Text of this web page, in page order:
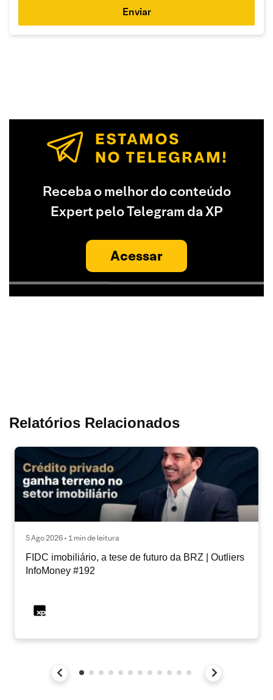
Enviar
Receba o melhor do conteúdo
Expert pelo Telegram da XP
Acessar
Relatórios Relacionados
5 Ago 2026 • 1 min de leitura
FIDC imobiliário, a tese de futuro da BRZ | Outliers
InfoMoney #192